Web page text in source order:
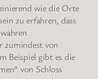
wie die Orte
zu erfahren, dass
zumindest von
Beispiel gibt es die
von Schloss